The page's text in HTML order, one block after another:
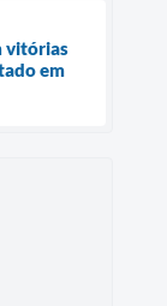
vitórias
em